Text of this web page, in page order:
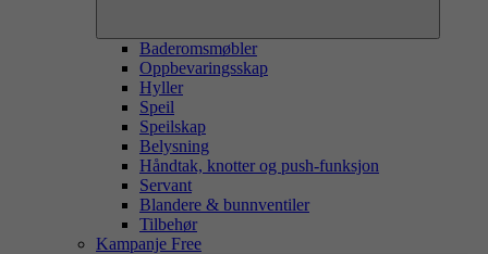
Baderomsmøbler
Oppbevaringsskap
Hyller
Speil
Speilskap
Belysning
Håndtak, knotter og push-funksjon
Servant
Blandere & bunnventiler
Tilbehør
Kampanje Free